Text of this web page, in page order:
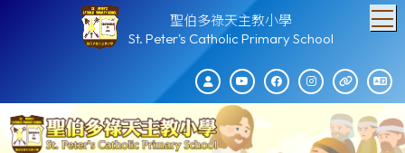
聖伯多祿天主教小學
St. Peter's Catholic Primary School